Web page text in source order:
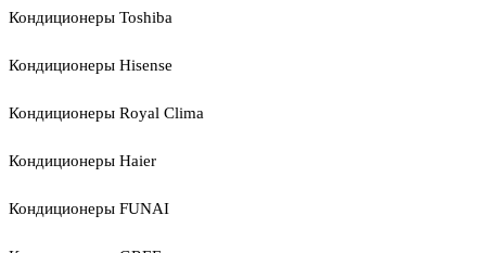
Кондиционеры Toshiba
Кондиционеры Hisense
Кондиционеры Royal Clima
Кондиционеры Haier
Кондиционеры FUNAI